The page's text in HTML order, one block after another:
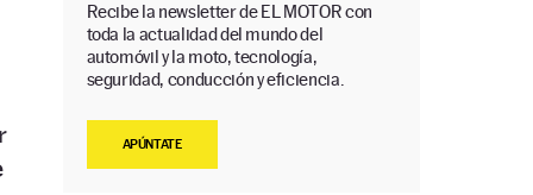
Recibe la newsletter de EL MOTOR con
toda la actualidad del mundo del
automóvil y la moto, tecnología,
seguridad, conducción y eficiencia.
APÚNTATE